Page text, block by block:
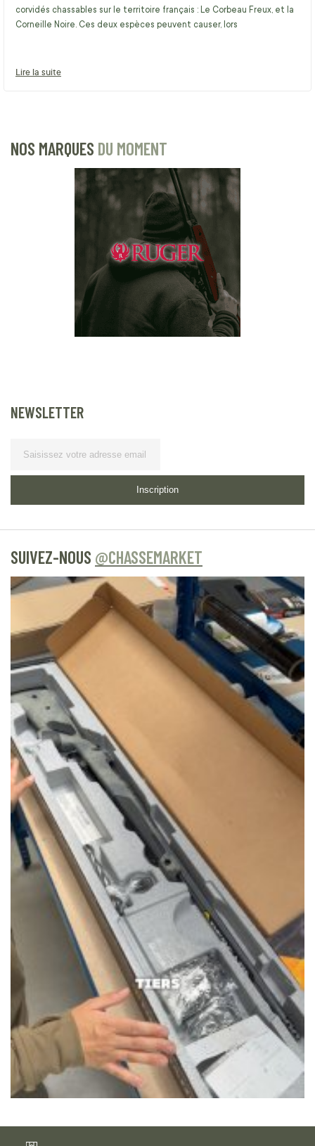
corvidés chassables sur le territoire français : Le Corbeau Freux, et la
Corneille Noire. Ces deux espèces peuvent causer, lors
Lire la suite
NOS MARQUES DU MOMENT
NEWSLETTER
Inscription
SUIVEZ-NOUS @CHASSEMARKET